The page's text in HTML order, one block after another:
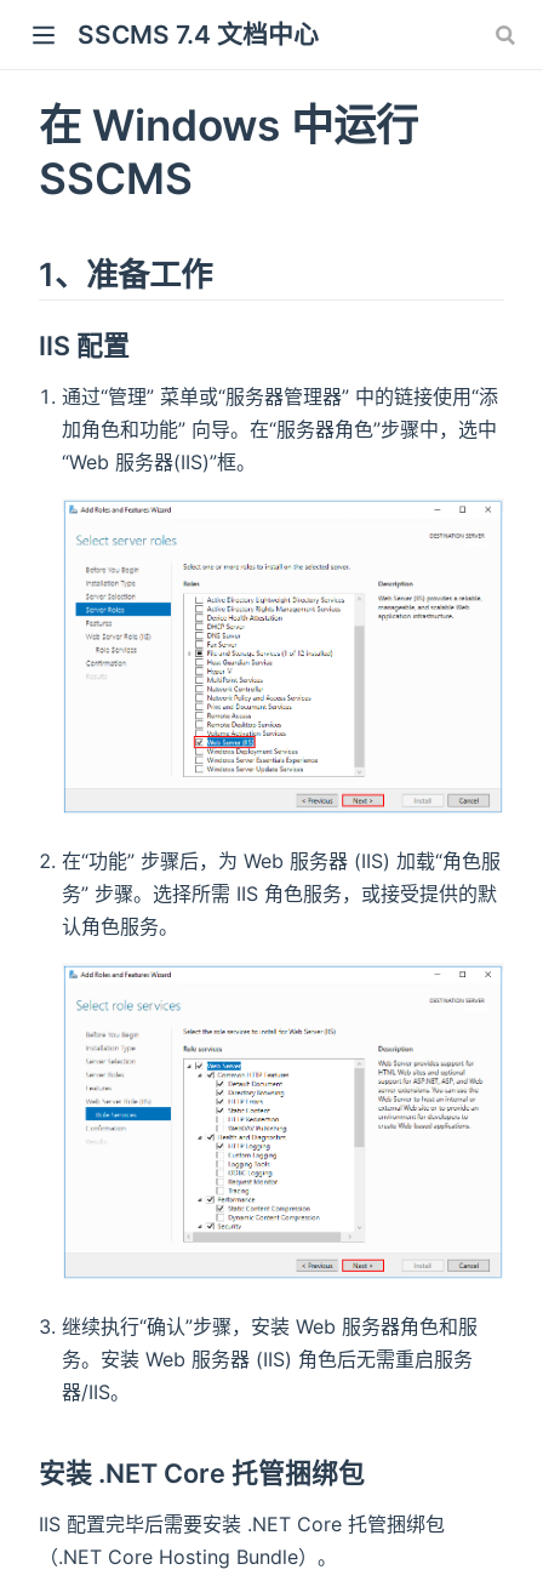
SSCMS 7.4 文档中心
在 Windows 中运行
SSCMS
1、准备工作
IIS 配置
通过“管理” 菜单或“服务器管理器” 中的链接使用“添
加角色和功能” 向导。在“服务器角色”步骤中，选中
“Web 服务器(IIS)”框。
在“功能” 步骤后，为 Web 服务器 (IIS) 加载“角色服
务” 步骤。选择所需 IIS 角色服务，或接受提供的默
认角色服务。
继续执行“确认”步骤，安装 Web 服务器角色和服
务。安装 Web 服务器 (IIS) 角色后无需重启服务
器/IIS。
安装 .NET Core 托管捆绑包
IIS 配置完毕后需要安装 .NET Core 托管捆绑包
（.NET Core Hosting Bundle）。